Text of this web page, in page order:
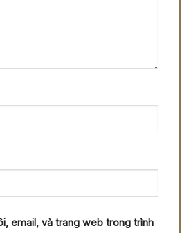
email, và trang web trong trình